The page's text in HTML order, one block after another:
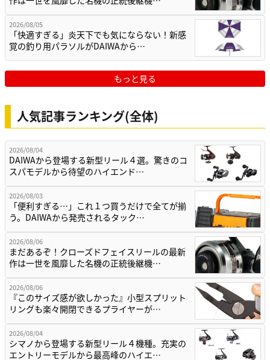
2026/08/05
「快適すぎる」炎天下でも気にならない！新感
覚の釣り用パラソルがDAIWAから…
もっと見る
人気記事ランキング(全体)
2026/08/04
DAIWAから登場する新型リール４選。驚きのコ
スパモデルから待望のハイエンド…
2026/08/03
「便利すぎる…」これ１つ買うだけで全てが揃
う。DAIWAから発売されるタック…
2026/08/06
まだあるぞ！クローズドフェイスリールの最新
作は一世を風靡した名機の正統後継機…
2026/08/06
『このサイズ感が欲しかった』小型スプリット
リングも楽々開閉できるプライヤーが…
2026/08/04
シマノから登場する新型リール４機種。充実の
エントリーモデルから最高峰のハイエ…